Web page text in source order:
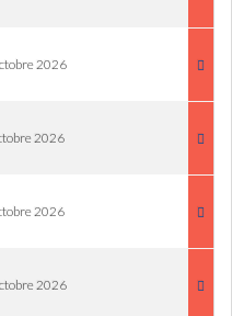
2026
2026
2026
2026